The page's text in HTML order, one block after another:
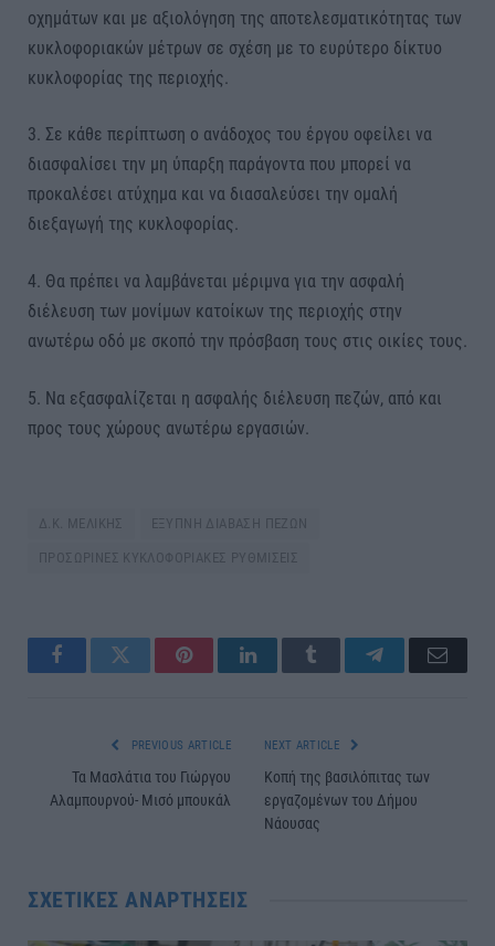
οχημάτων και με αξιολόγηση της αποτελεσματικότητας των
κυκλοφοριακών μέτρων σε σχέση με το ευρύτερο δίκτυο
κυκλοφορίας της περιοχής.
3. Σε κάθε περίπτωση ο ανάδοχος του έργου οφείλει να
διασφαλίσει την μη ύπαρξη παράγοντα που μπορεί να
προκαλέσει ατύχημα και να διασαλεύσει την ομαλή
διεξαγωγή της κυκλοφορίας.
4. Θα πρέπει να λαμβάνεται μέριμνα για την ασφαλή
διέλευση των μονίμων κατοίκων της περιοχής στην
ανωτέρω οδό με σκοπό την πρόσβαση τους στις οικίες τους.
5. Να εξασφαλίζεται η ασφαλής διέλευση πεζών, από και
προς τους χώρους ανωτέρω εργασιών.
Δ.Κ. ΜΕΛΙΚΗΣ ΕΞΥΠΝΗ ΔΙΑΒΑΣΗ ΠΕΖΩΝ
ΠΡΟΣΩΡΙΝΕΣ ΚΥΚΛΟΦΟΡΙΑΚΕΣ ΡΥΘΜΙΣΕΙΣ
FacebookTwitter PinterestLinkedInTumblr TelegramEmail
PREVIOUS ARTICLE
Τα Μασλάτια του Γιώργου
Αλαμπουρνού- Μισό μπουκάλ
NEXT ARTICLE
Κοπή της βασιλόπιτας των
εργαζομένων του Δήμου
Νάουσας
ΣΧΕΤΙΚΈΣ ΑΝΑΡΤΉΣΕΙΣ